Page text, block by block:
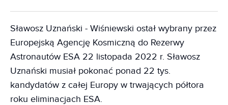
Sławosz Uznański - Wiśniewski ostał wybrany przez
Europejską Agencję Kosmiczną do Rezerwy
Astronautów ESA 22 listopada 2022 r. Sławosz
Uznański musiał pokonać ponad 22 tys.
kandydatów z całej Europy w trwających półtora
roku eliminacjach ESA.